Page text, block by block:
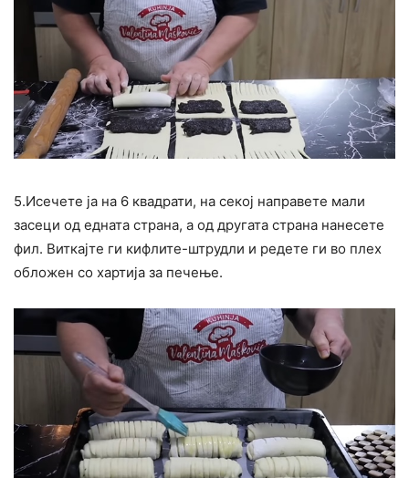
5.Исечете ја на 6 квадрати, на секој направете мали
засеци од едната страна, а од другата страна нанесете
фил. Виткајте ги кифлите-штрудли и редете ги во плех
обложен со хартија за печење.